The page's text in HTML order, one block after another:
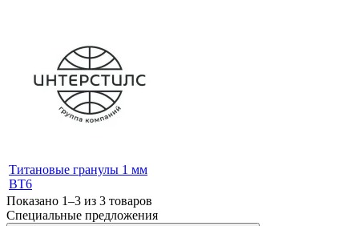
Титановые гранулы 1 мм
ВТ6
Показано 1–3 из 3 товаров
Специальные предложения